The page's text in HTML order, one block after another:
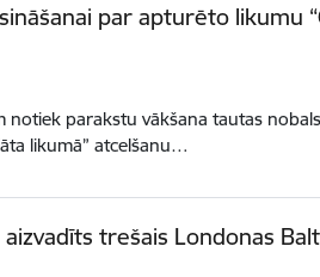
par apturēto likumu
parakstu vākšana tautas
likumā” atcelšanu…
trešais Londonas